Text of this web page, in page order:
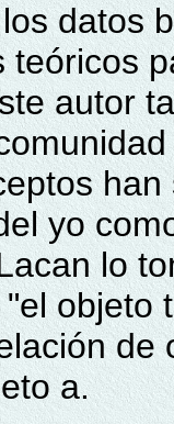
datos
teóricos
autor
yo
lo
objeto
de
a.